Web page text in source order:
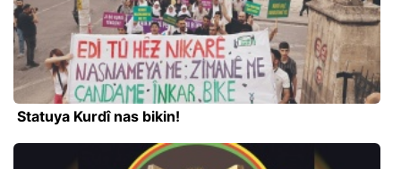
Statuya Kurdî nas bikin!